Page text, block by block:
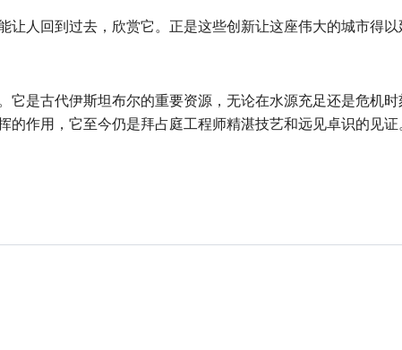
人回到过去，欣赏它。正是这些创新让这座伟大的城市得以
它是古代伊斯坦布尔的重要资源，无论在水源充足还是危机
的作用，它至今仍是拜占庭工程师精湛技艺和远见卓识的见